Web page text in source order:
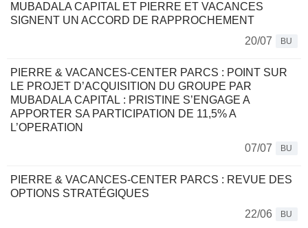
MUBADALA CAPITAL ET PIERRE ET VACANCES
SIGNENT UN ACCORD DE RAPPROCHEMENT
20/07
BU
PIERRE & VACANCES-CENTER PARCS : POINT SUR
LE PROJET D’ACQUISITION DU GROUPE PAR
MUBADALA CAPITAL : PRISTINE S’ENGAGE A
APPORTER SA PARTICIPATION DE 11,5% A
L’OPERATION
07/07
BU
PIERRE & VACANCES-CENTER PARCS : REVUE DES
OPTIONS STRATÉGIQUES
22/06
BU